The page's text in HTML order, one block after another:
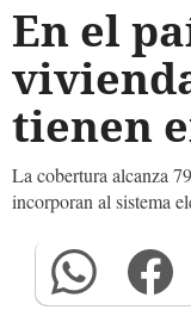
En el
tienen
La cobertura alcanza
incorporan al sistema